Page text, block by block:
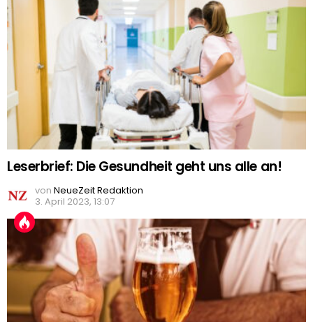
Leserbrief: Die Gesundheit geht uns alle an!
von NeueZeit Redaktion
3. April 2023, 13:07